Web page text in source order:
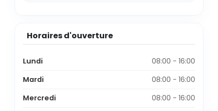
Horaires d'ouverture
Lundi
08:00 - 16:00
Mardi
08:00 - 16:00
Mercredi
08:00 - 16:00